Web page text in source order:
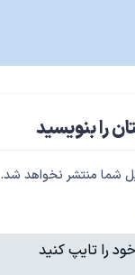
را بنویسید
شما منتشر نخواهد شد.